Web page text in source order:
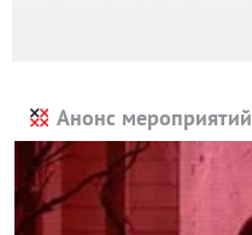
Анонс мероприятий